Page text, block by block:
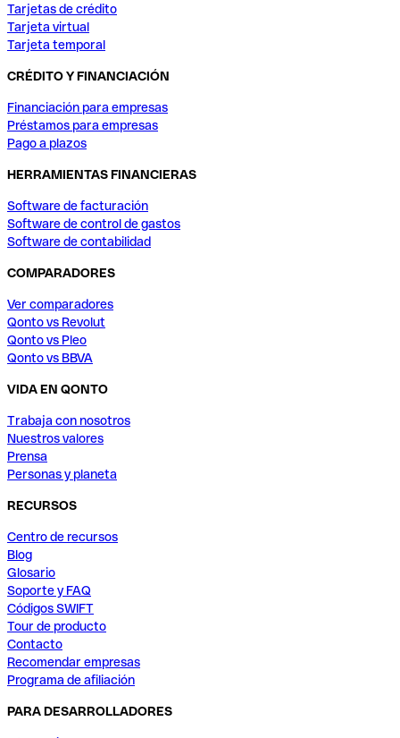
Tarjetas de crédito
Tarjeta virtual
Tarjeta temporal
CRÉDITO Y FINANCIACIÓN
Financiación para empresas
Préstamos para empresas
Pago a plazos
HERRAMIENTAS FINANCIERAS
Software de facturación
Software de control de gastos
Software de contabilidad
COMPARADORES
Ver comparadores
Qonto vs Revolut
Qonto vs Pleo
Qonto vs BBVA
VIDA EN QONTO
Trabaja con nosotros
Nuestros valores
Prensa
Personas y planeta
RECURSOS
Centro de recursos
Blog
Glosario
Soporte y FAQ
Códigos SWIFT
Tour de producto
Contacto
Recomendar empresas
Programa de afiliación
PARA DESARROLLADORES